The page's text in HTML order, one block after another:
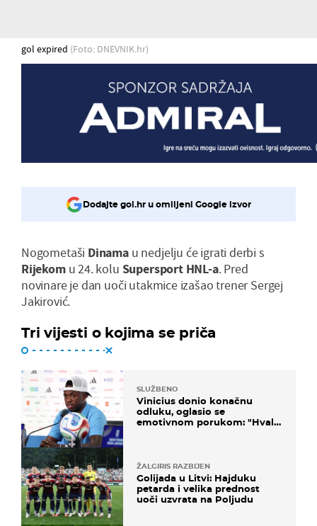
gol expired (Foto: DNEVNIK.hr)
Dodajte gol.hr u omiljeni Google izvor
Nogometaši Dinama u nedjelju će igrati derbi s
Rijekomu 24. kolu Supersport HNL-a. Pred
novinare je dan uoči utakmice izašao trener Sergej
Jakirović.
Tri vijesti o kojima se priča
SLUŽBENO
Vinicius donio konačnu
odluku, oglasio se
emotivnom porukom: "Hvala
ŽALGIRIS RAZBIJEN
Golijada u Litvi: Hajduku
petarda i velika prednost
uoči uzvrata na Poljudu